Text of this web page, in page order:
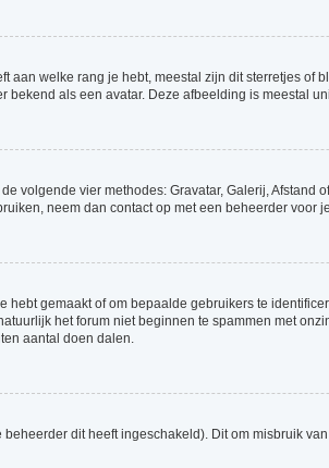
welke rang je hebt, meestal zijn dit sterretjes of
als een avatar. Deze afbeelding is meestal
volgende vier methodes: Gravatar, Galerij, Afstand
neem dan contact op met een beheerder voor
gemaakt of om bepaalde gebruikers te
het forum niet beginnen te spammen met
aantal doen dalen.
dit heeft ingeschakeld). Dit om misbruik